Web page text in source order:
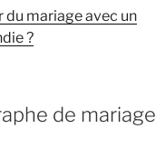
du mariage avec un
?
de mariage